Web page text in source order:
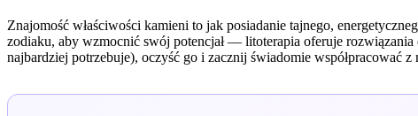
Znajomość właściwości kamieni to jak posiadanie tajnego,
zodiaku, aby wzmocnić swój potencjał — litoterapia oferuje
najbardziej potrzebuje), oczyść go i zacznij świadomie współpracować z